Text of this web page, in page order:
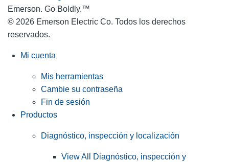
Emerson. Go Boldly.™
© 2026 Emerson Electric Co. Todos los derechos
reservados.
Mi cuenta
Mis herramientas
Cambie su contraseña
Fin de sesión
Productos
Diagnóstico, inspección y localización
View All Diagnóstico, inspección y